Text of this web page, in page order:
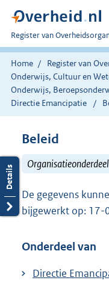
U
bent
nu
hier:
Register van
Home Register van
Onderwijs, Cultuur en
Onderwijs,
Directie Emancipatie
Beleid
Organisatieonderdeel
De gegevens
bijgewerkt op: 17-
Onderdeel van
Directie